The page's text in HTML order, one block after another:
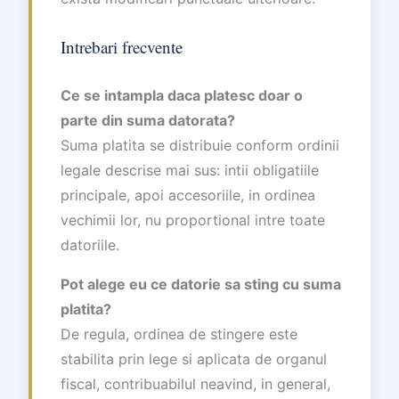
Intrebari frecvente
Ce se intampla daca platesc doar o
parte din suma datorata?
Suma platita se distribuie conform ordinii
legale descrise mai sus: intii obligatiile
principale, apoi accesoriile, in ordinea
vechimii lor, nu proportional intre toate
datoriile.
Pot alege eu ce datorie sa sting cu suma
platita?
De regula, ordinea de stingere este
stabilita prin lege si aplicata de organul
fiscal, contribuabilul neavind, in general,